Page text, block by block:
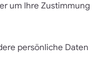
um Ihre Zustimmung
persönliche Daten